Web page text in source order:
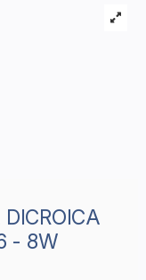
- 8W